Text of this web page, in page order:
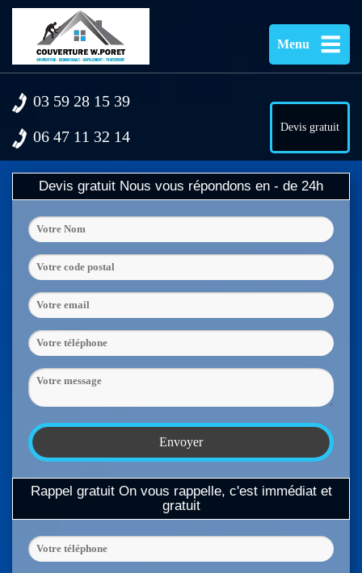
Menu
03 59 28 15 39
06 47 11 32 14
Devis gratuit
Devis gratuit Nous vous répondons en - de 24h
Rappel gratuit On vous rappelle, c'est immédiat et
gratuit